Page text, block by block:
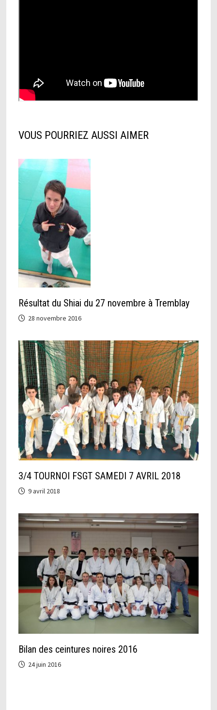
VOUS POURRIEZ AUSSI AIMER
Résultat du Shiai du 27 novembre à Tremblay
28 novembre 2016
3/4 TOURNOI FSGT SAMEDI 7 AVRIL 2018
9 avril 2018
Bilan des ceintures noires 2016
24 juin 2016